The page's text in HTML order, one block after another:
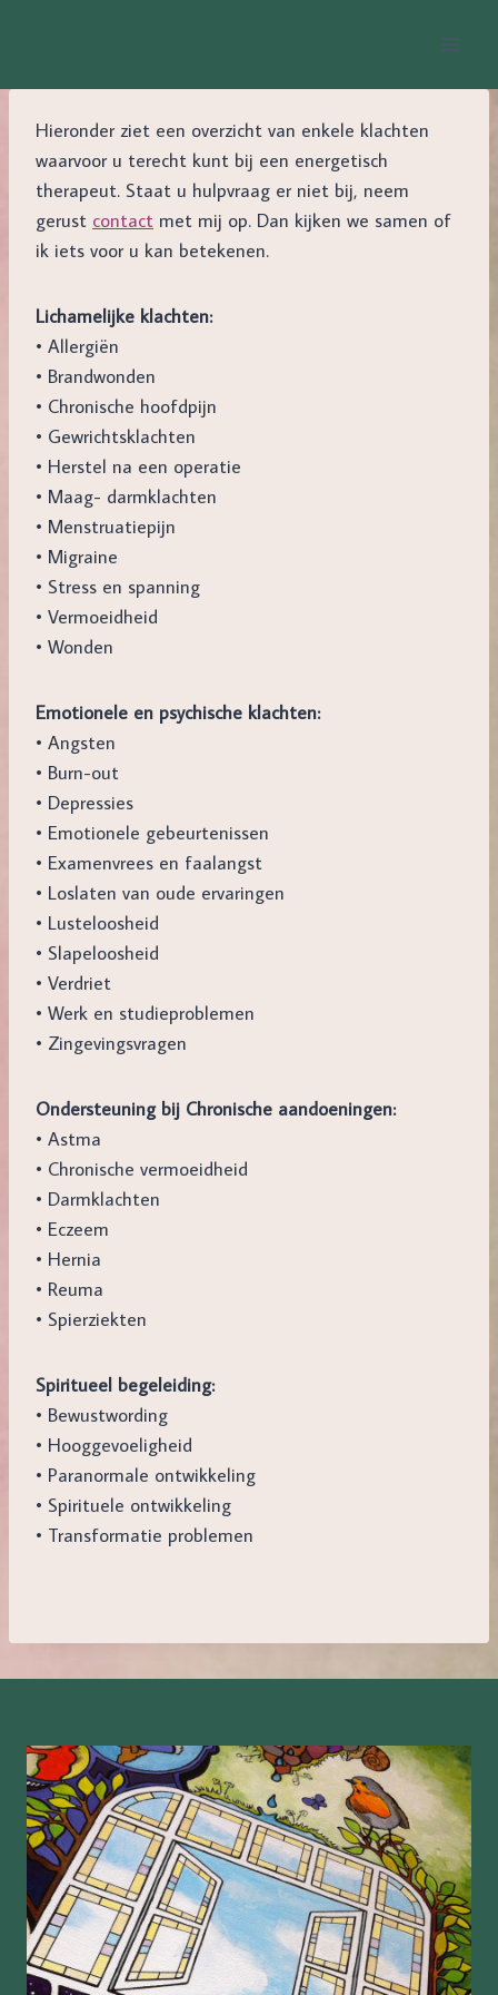
Hieronder ziet een overzicht van enkele klachten
waarvoor u terecht kunt bij een energetisch
therapeut. Staat u hulpvraag er niet bij, neem
gerust contact met mij op. Dan kijken we samen of
ik iets voor u kan betekenen.
Lichamelijke klachten:
• Allergiën
• Brandwonden
• Chronische hoofdpijn
• Gewrichtsklachten
• Herstel na een operatie
• Maag- darmklachten
• Menstruatiepijn
• Migraine
• Stress en spanning
• Vermoeidheid
• Wonden
Emotionele en psychische klachten:
• Angsten
• Burn-out
• Depressies
• Emotionele gebeurtenissen
• Examenvrees en faalangst
• Loslaten van oude ervaringen
• Lusteloosheid
• Slapeloosheid
• Verdriet
• Werk en studieproblemen
• Zingevingsvragen
Ondersteuning bij Chronische aandoeningen:
• Astma
• Chronische vermoeidheid
• Darmklachten
• Eczeem
• Hernia
• Reuma
• Spierziekten
Spiritueel begeleiding:
• Bewustwording
• Hooggevoeligheid
• Paranormale ontwikkeling
• Spirituele ontwikkeling
• Transformatie problemen